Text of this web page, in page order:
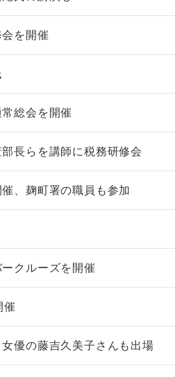
を開催
総会を開催
長らを講師に税務研修会
、麹町署の職員も参加
クルーズを開催
催
優の藤吉久美子さんも出場